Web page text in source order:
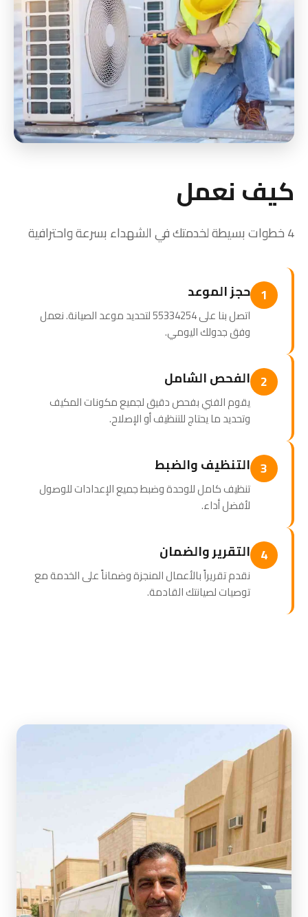
كيف نعمل
4 خطوات بسيطة لخدمتك في الشهداء بسرعة واحترافية
1 حجز الموعد
اتصل بنا على 55334254 لتحديد موعد الصيانة. نعمل
وفق جدولك اليومي.
2 الفحص الشامل
يقوم الفني بفحص دقيق لجميع مكونات المكيف
وتحديد ما يحتاج للتنظيف أو الإصلاح.
3 التنظيف والضبط
تنظيف كامل للوحدة وضبط جميع الإعدادات للوصول
لأفضل أداء.
4 التقرير والضمان
نقدم تقريراً بالأعمال المنجزة وضماناً على الخدمة مع
توصيات لصيانتك القادمة.